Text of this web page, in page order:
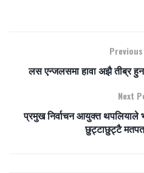
लस एन्जलसमा हावा अझै तीब्र
Next
प्रमुख निर्वाचन आयुक्त थपलियाले
छुट्टाछुट्टै